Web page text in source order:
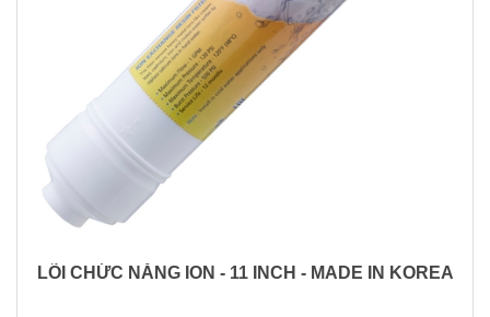
LÕI CHỨC NĂNG ION - 11 INCH - MADE IN KOREA